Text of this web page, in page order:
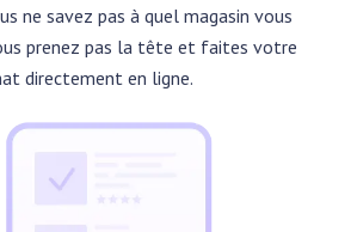
ne savez pas à quel magasin vous
prenez pas la tête et faites votre
directement en ligne.